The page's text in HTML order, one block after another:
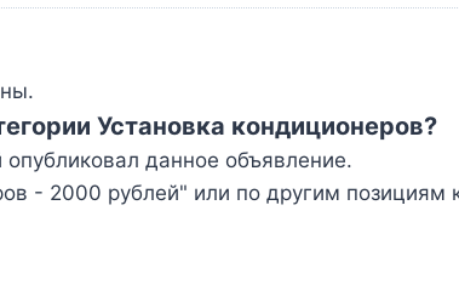
Установка кондиционеров?
данное объявление.
- 2000 рублей" или по другим позициям